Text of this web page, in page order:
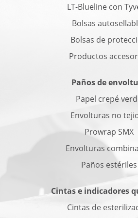
LT-Blueline con
Bolsas
Bolsas de
Productos
Paños de
Papel crepé
Envolturas no
Prowrap SMX
Envolturas
Paños estériles
Cintas e indicadores
Cintas de